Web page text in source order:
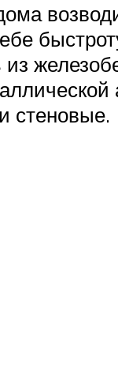
из
стеновые.